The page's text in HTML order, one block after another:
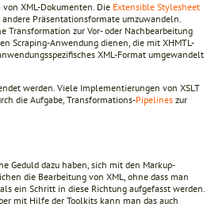
XML-Dokumenten. Die Extensible Stylesheet
andere Präsentationsformate umzuwandeln.
Transformation zur Vor- oder Nachbearbeitung
Scraping-Anwendung dienen, die mit XHMTL-
XML-Format umgewandelt
werden. Viele Implementierungen von XSLT
die Aufgabe, Transformations-Pipelines zur
Geduld dazu haben, sich mit den Markup-
die Bearbeitung von XML, ohne dass man
ein Schritt in diese Richtung aufgefasst werden.
mit Hilfe der Toolkits kann man das auch